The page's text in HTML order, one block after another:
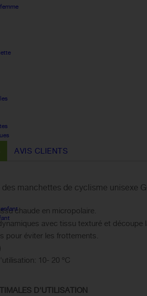
AVIS CLIENTS
manchettes de cyclisme unisexe
chaude en micropolaire.
avec tissu texturé et découpe
pour éviter les frottements.
10- 20 ºC
D'UTILISATION